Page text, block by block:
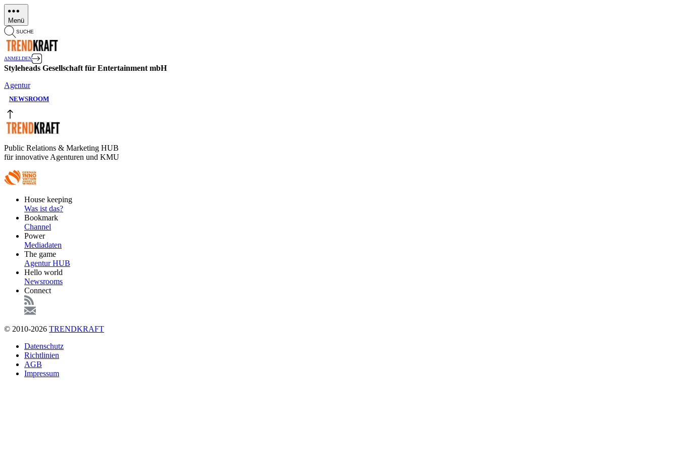
Direkt
zum
Inhalt
Menü
SUCHE
ANMELDEN
Styleheads Gesellschaft für Entertainment mbH
Agentur
NEWSROOM
Public Relations & Marketing HUB
für innovative Agenturen und KMU
FooterHouse keeping
Was ist das?
Bookmark
Channel
Power
Mediadaten
The game
Agentur HUB
Hello world
Newsrooms
Connect
© 2010-2026 TRENDKRAFT
FußzeileDatenschutz
Richtlinien
AGB
Impressum